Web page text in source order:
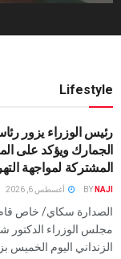
Lifestyle
رئيس الوزراء يزور
الجمارك ويؤكد على
المشتركة لمواجهة
BY NAJI أغسطس 6, 2026
الصدارة سكاي/ خاص
مجلس الوزراء الدكتور
الزنداني اليوم الخميس